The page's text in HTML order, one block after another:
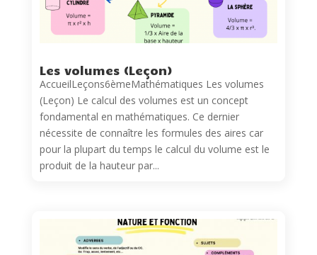
Les volumes (Leçon)
AccueilLeçons6èmeMathématiques Les volumes
(Leçon) Le calcul des volumes est un concept
fondamental en mathématiques. Ce dernier
nécessite de connaître les formules des aires car
pour la plupart du temps le calcul du volume est le
produit de la hauteur par...